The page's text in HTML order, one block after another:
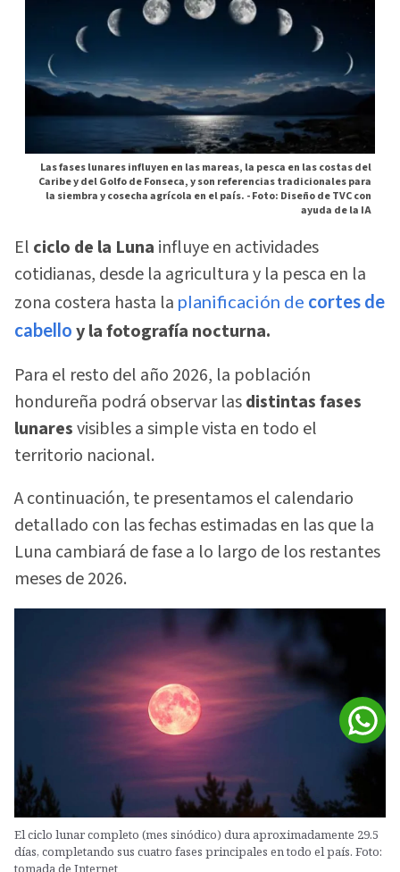
Las fases lunares influyen en las mareas, la pesca en las costas del
Caribe y del Golfo de Fonseca, y son referencias tradicionales para
la siembra y cosecha agrícola en el país. -Foto: Diseño de TVC con
ayuda de la IA
El ciclo de la Luna influye en actividades
cotidianas, desde la agricultura y la pesca en la
zona costera hasta la planificación de cortes de
cabello y la fotografía nocturna.
Para el resto del año 2026, la población
hondureña podrá observar lasdistintas fases
lunaresvisibles a simple vista en todo el
territorio nacional.
A continuación, te presentamos el calendario
detallado con las fechas estimadas en las que la
Luna cambiará de fase a lo largo de los restantes
meses de 2026.
El ciclo lunar completo (mes sinódico) dura aproximadamente 29.5
días, completando sus cuatro fases principales en todo el país. Foto:
tomada de Internet